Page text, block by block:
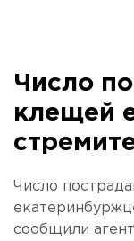
Число
клещей
Число
сообщили